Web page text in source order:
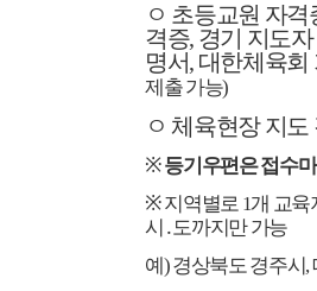
ㅇ 초등교원 자격
격증, 경기 지도
명서, 대한체육
제출 가능)
ㅇ 체육현장 지
※등기우편은 접수
※지역별로 1개 교
시․도까지만 가능
예) 경상북도 경주시